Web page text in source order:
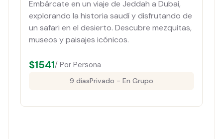
Embárcate en un viaje de Jeddah a Dubai,
explorando la historia saudí y disfrutando de
un safari en el desierto. Descubre mezquitas,
museos y paisajes icónicos.
$1541/ Por Persona
9 díasPrivado - En Grupo